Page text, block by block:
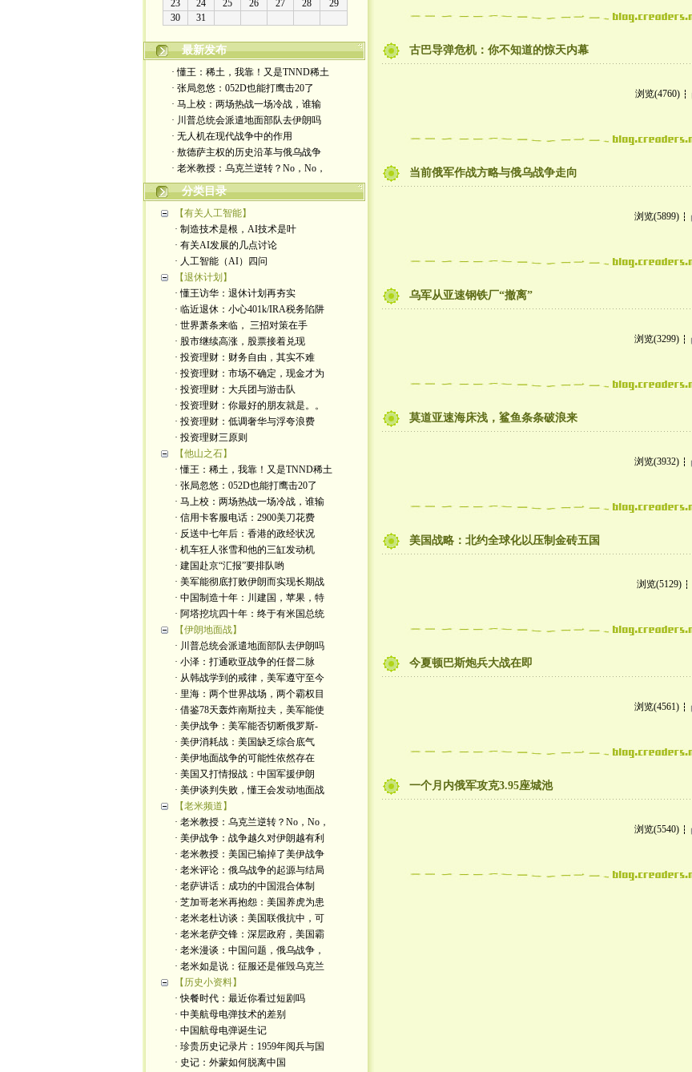
最新发布
· 懂王：稀土，我靠！又是TNND稀土
· 张局忽悠：052D也能打鹰击20了
· 马上校：两场热战一场冷战，谁输
· 川普总统会派遣地面部队去伊朗吗
· 无人机在现代战争中的作用
· 敖德萨主权的历史沿革与俄乌战争
· 老米教授：乌克兰逆转？No，No，
分类目录
【有关人工智能】
· 制造技术是根，AI技术是叶
· 有关AI发展的几点讨论
· 人工智能（AI）四问
【退休计划】
· 懂王访华：退休计划再夯实
· 临近退休：小心401k/IRA税务陷阱
· 世界萧条来临， 三招对策在手
· 股市继续高涨，股票接着兑现
· 投资理财：财务自由，其实不难
· 投资理财：市场不确定，现金才为
· 投资理财：大兵团与游击队
· 投资理财：你最好的朋友就是。。
· 投资理财：低调奢华与浮夸浪费
· 投资理财三原则
【他山之石】
· 懂王：稀土，我靠！又是TNND稀土
· 张局忽悠：052D也能打鹰击20了
· 马上校：两场热战一场冷战，谁输
· 信用卡客服电话：2900美刀花费
· 反送中七年后：香港的政经状况
· 机车狂人张雪和他的三缸发动机
· 建国赴京“汇报”要排队哟
· 美军能彻底打败伊朗而实现长期战
· 中国制造十年：川建国，苹果，特
· 阿塔挖坑四十年：终于有米国总统
【伊朗地面战】
· 川普总统会派遣地面部队去伊朗吗
· 小泽：打通欧亚战争的任督二脉
· 从韩战学到的戒律，美军遵守至今
· 里海：两个世界战场，两个霸权目
· 借鉴78天轰炸南斯拉夫，美军能使
· 美伊战争：美军能否切断俄罗斯-
· 美伊消耗战：美国缺乏综合底气
· 美伊地面战争的可能性依然存在
· 美国又打情报战：中国军援伊朗
· 美伊谈判失败，懂王会发动地面战
【老米频道】
· 老米教授：乌克兰逆转？No，No，
· 美伊战争：战争越久对伊朗越有利
· 老米教授：美国已输掉了美伊战争
· 老米评论：俄乌战争的起源与结局
· 老萨讲话：成功的中国混合体制
· 芝加哥老米再抱怨：美国养虎为患
· 老米老杜访谈：美国联俄抗中，可
· 老米老萨交锋：深层政府，美国霸
· 老米漫谈：中国问题，俄乌战争，
· 老米如是说：征服还是催毁乌克兰
【历史小资料】
· 快餐时代：最近你看过短剧吗
· 中美航母电弹技术的差别
· 中国航母电弹诞生记
· 珍贵历史记录片：1959年阅兵与国
· 史记：外蒙如何脱离中国
古巴导弹危机：你不知道的惊天内幕
浏览(4760)
当前俄军作战方略与俄乌战争走向
浏览(5899)
乌军从亚速钢铁厂“撤离”
浏览(3299)
莫道亚速海床浅，鲨鱼条条破浪来
浏览(3932)
美国战略：北约全球化以压制金砖五国
浏览(5129)
今夏顿巴斯炮兵大战在即
浏览(4561)
一个月内俄军攻克3.95座城池
浏览(5540)